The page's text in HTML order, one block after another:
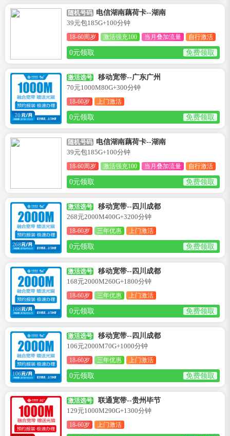
随机号码 电信湖南藕荷卡--湖南
39元包185G+100分钟
18-60周岁 激活强充100 当月叠加流量 自行激活
0元领取 免费领取
激活选号
移动宽带--广东广州
70元1000M80G+300分钟
18-60岁 上门激活
0元领取 免费领取
随机号码 电信湖南藕荷卡--湖南
39元包185G+100分钟
18-60周岁 激活强充100 当月叠加流量 自行激活
0元领取 免费领取
激活选号
移动宽带--四川成都
268元2000M400G+3200分钟
18-60岁 三年优惠 上门激活
0元领取 免费领取
激活选号
移动宽带--四川成都
168元2000M260G+1800分钟
18-60岁 三年优惠 上门激活
0元领取 免费领取
激活选号
移动宽带--四川成都
106元2000M70G+1000分钟
18-60岁 三年优惠 上门激活
0元领取 免费领取
激活选号
联通宽带--贵州毕节
129元1000M290G+1300分钟
18-60岁 上门激活